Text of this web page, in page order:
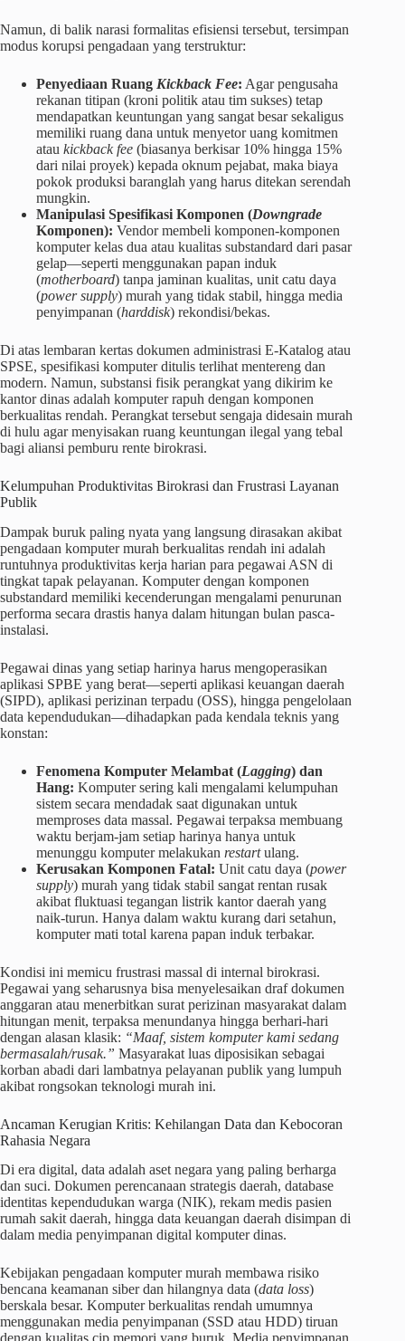
Namun, di balik narasi formalitas efisiensi tersebut, tersimpan
modus korupsi pengadaan yang terstruktur:
Penyediaan Ruang Kickback Fee: Agar pengusaha
rekanan titipan (kroni politik atau tim sukses) tetap
mendapatkan keuntungan yang sangat besar sekaligus
memiliki ruang dana untuk menyetor uang komitmen
atau kickback fee (biasanya berkisar 10% hingga 15%
dari nilai proyek) kepada oknum pejabat, maka biaya
pokok produksi baranglah yang harus ditekan serendah
mungkin.
Manipulasi Spesifikasi Komponen (Downgrade
Komponen): Vendor membeli komponen-komponen
komputer kelas dua atau kualitas substandard dari pasar
gelap—seperti menggunakan papan induk
(motherboard) tanpa jaminan kualitas, unit catu daya
(power supply) murah yang tidak stabil, hingga media
penyimpanan (harddisk) rekondisi/bekas.
Di atas lembaran kertas dokumen administrasi E-Katalog atau
SPSE, spesifikasi komputer ditulis terlihat mentereng dan
modern. Namun, substansi fisik perangkat yang dikirim ke
kantor dinas adalah komputer rapuh dengan komponen
berkualitas rendah. Perangkat tersebut sengaja didesain murah
di hulu agar menyisakan ruang keuntungan ilegal yang tebal
bagi aliansi pemburu rente birokrasi.
Kelumpuhan Produktivitas Birokrasi dan Frustrasi Layanan
Publik
Dampak buruk paling nyata yang langsung dirasakan akibat
pengadaan komputer murah berkualitas rendah ini adalah
runtuhnya produktivitas kerja harian para pegawai ASN di
tingkat tapak pelayanan. Komputer dengan komponen
substandard memiliki kecenderungan mengalami penurunan
performa secara drastis hanya dalam hitungan bulan pasca-
instalasi.
Pegawai dinas yang setiap harinya harus mengoperasikan
aplikasi SPBE yang berat—seperti aplikasi keuangan daerah
(SIPD), aplikasi perizinan terpadu (OSS), hingga pengelolaan
data kependudukan—dihadapkan pada kendala teknis yang
konstan:
Fenomena Komputer Melambat (Lagging) dan
Hang: Komputer sering kali mengalami kelumpuhan
sistem secara mendadak saat digunakan untuk
memproses data massal. Pegawai terpaksa membuang
waktu berjam-jam setiap harinya hanya untuk
menunggu komputer melakukan restartulang.
Kerusakan Komponen Fatal: Unit catu daya (power
supply) murah yang tidak stabil sangat rentan rusak
akibat fluktuasi tegangan listrik kantor daerah yang
naik-turun. Hanya dalam waktu kurang dari setahun,
komputer mati total karena papan induk terbakar.
Kondisi ini memicu frustrasi massal di internal birokrasi.
Pegawai yang seharusnya bisa menyelesaikan draf dokumen
anggaran atau menerbitkan surat perizinan masyarakat dalam
hitungan menit, terpaksa menundanya hingga berhari-hari
dengan alasan klasik: “Maaf, sistem komputer kami sedang
bermasalah/rusak.” Masyarakat luas diposisikan sebagai
korban abadi dari lambatnya pelayanan publik yang lumpuh
akibat rongsokan teknologi murah ini.
Ancaman Kerugian Kritis: Kehilangan Data dan Kebocoran
Rahasia Negara
Di era digital, data adalah aset negara yang paling berharga
dan suci. Dokumen perencanaan strategis daerah, database
identitas kependudukan warga (NIK), rekam medis pasien
rumah sakit daerah, hingga data keuangan daerah disimpan di
dalam media penyimpanan digital komputer dinas.
Kebijakan pengadaan komputer murah membawa risiko
bencana keamanan siber dan hilangnya data (data loss)
berskala besar. Komputer berkualitas rendah umumnya
menggunakan media penyimpanan (SSD atau HDD) tiruan